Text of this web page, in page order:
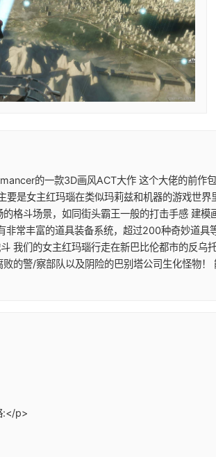
的一款3D画风ACT大作 这个大佬的前作
要是女主红玛瑙在类似玛莉兹和机器的游戏世
格斗场景，如同街头霸王一般的打击手感 建
非常丰富的道具装备系统，超过200种奇妙道具
我们的女主红玛瑙行走在新巴比伦都市的反乌
的警/察部队以及阴险的巴别塔公司生化怪物
:</p>